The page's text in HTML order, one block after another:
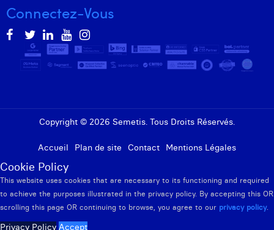
Connectez-Vous
Copyright © 2026 Semetis. Tous Droits Réservés.
Accueil Plan de site Contact Mentions Légales
Cookie Policy
This website uses cookies that are necessary to its functioning and required
to achieve the purposes illustrated in the privacy policy. By accepting this OR
scrolling this page OR continuing to browse, you agree to our privacy policy.
Privacy Policy Accept